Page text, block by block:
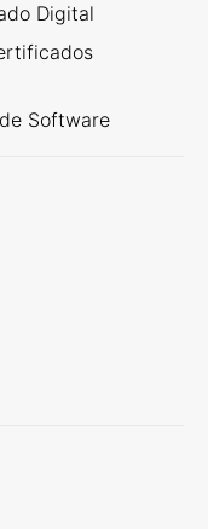
Digital
Software